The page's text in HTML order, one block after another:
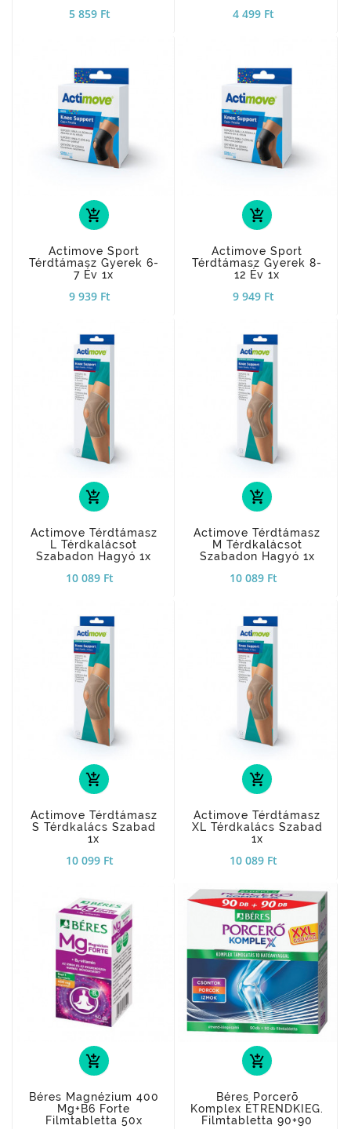
5 859 Ft 4 499 Ft
add_shopping_cart
Actimove Sport
Térdtámasz Gyerek 6-
7 Év 1x
9 939 Ft
add_shopping_cart
Actimove Sport
Térdtámasz Gyerek 8-
12 Év 1x
9 949 Ft
add_shopping_cart
Actimove Térdtámasz
L Térdkalácsot
Szabadon Hagyó 1x
10 089 Ft
add_shopping_cart
Actimove Térdtámasz
M Térdkalácsot
Szabadon Hagyó 1x
10 089 Ft
add_shopping_cart
Actimove Térdtámasz
S Térdkalács Szabad
1x
10 099 Ft
add_shopping_cart
Actimove Térdtámasz
XL Térdkalács Szabad
1x
10 089 Ft
add_shopping_cart
Béres Magnézium 400
Mg+B6 Forte
Filmtabletta 50x
add_shopping_cart
Béres Porcerõ
Komplex ÉTRENDKIEG.
Filmtabletta 90+90